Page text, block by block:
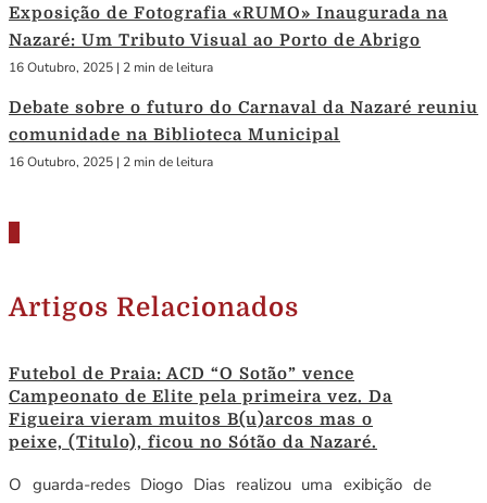
Exposição de Fotografia «RUMO» Inaugurada na
Nazaré: Um Tributo Visual ao Porto de Abrigo
16 Outubro, 2025 | 2 min de leitura
Debate sobre o futuro do Carnaval da Nazaré reuniu
comunidade na Biblioteca Municipal
16 Outubro, 2025 | 2 min de leitura
Artigos Relacionados
Futebol de Praia: ACD “O Sotão” vence
Campeonato de Elite pela primeira vez. Da
Figueira vieram muitos B(u)arcos mas o
peixe, (Titulo), ficou no Sótão da Nazaré.
O guarda-redes Diogo Dias realizou uma exibição de